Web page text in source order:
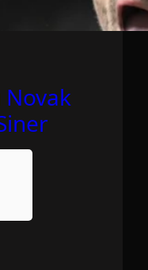
Novak